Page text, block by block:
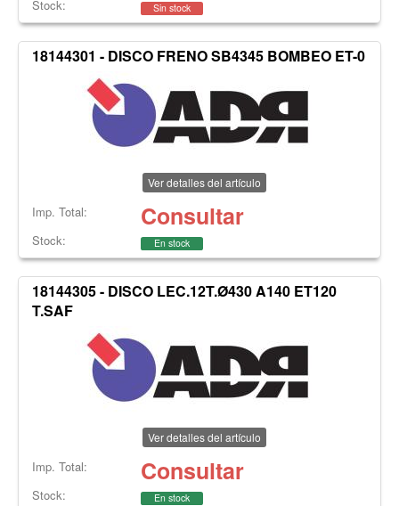
Stock: Sin stock
18144301 - DISCO FRENO SB4345 BOMBEO ET-0
Ver detalles del artículo
Imp. Total: Consultar
Stock: En stock
18144305 - DISCO LEC.12T.Ø430 A140 ET120
T.SAF
Ver detalles del artículo
Imp. Total: Consultar
Stock: En stock